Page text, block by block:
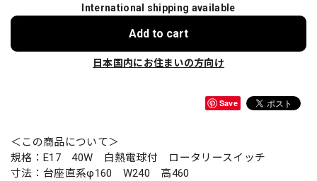
International shipping available
Add to cart
日本国内にお住まいの方向け
Save
＜この商品について＞
規格：E17 40W 白熱電球付 ロータリースイッチ
寸法：台座直系φ160 W240 高460